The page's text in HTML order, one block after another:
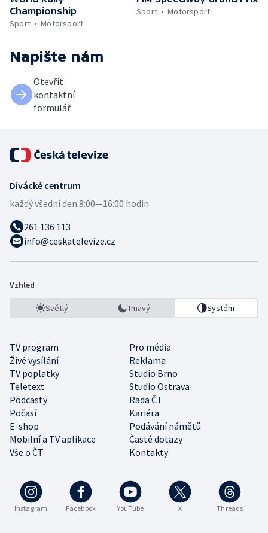
Championship
Sport
Motorsport
Sport
Motorsport
Napište nám
Otevřít
kontaktní
formulář
Divácké centrum
každý všední den:8:00—16:00 hodin
261 136 113
info@ceskatelevize.cz
Vzhled
Světlý Tmavý Systém
TV program
Pro média
Živé vysílání
Reklama
TV poplatky
Studio Brno
Teletext
Studio Ostrava
Podcasty
Rada ČT
Počasí
Kariéra
E-shop
Podávání námětů
Mobilní a TV aplikace
Časté dotazy
Vše o ČT
Kontakty
Instagram Facebook YouTube X Threads